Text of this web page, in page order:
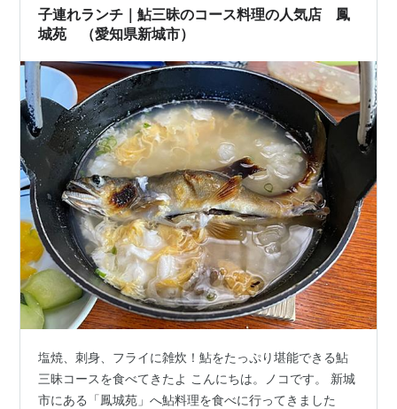
事！ TVで紹介されたりしたそうです。 うおおおお ｷﾆﾅ
ﾙ！！！ 鮎料…
子連れランチ｜鮎三昧のコース料理の人気店 鳳
城苑 （愛知県新城市）
塩焼、刺身、フライに雑炊！鮎をたっぷり堪能できる鮎
三昧コースを食べてきたよ こんにちは。ノコです。 新城
市にある「鳳城苑」へ鮎料理を食べに行ってきました